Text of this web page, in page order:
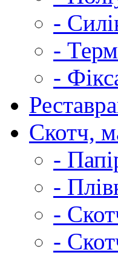
-
-
-
Скотч,
-
-
-
-